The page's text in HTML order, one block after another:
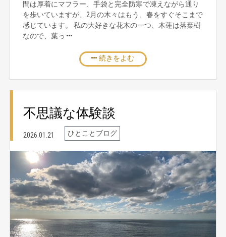
間は厚着にマフラー、手袋と完全防寒で凍えながら通り
を歩いていますが、2月の木々はもう、春をすぐそこまで
感じています。 私の大好きな花木の一つ、木蓮は落葉樹
なので、葉っ
続きをよむ
不思議な体験談
2026.01.21 ひとことブログ